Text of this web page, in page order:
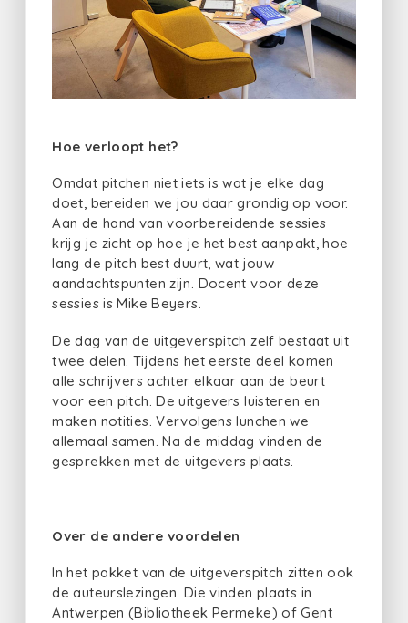
Hoe verloopt het?
Omdat pitchen niet iets is wat je elke dag
doet, bereiden we jou daar grondig op voor.
Aan de hand van voorbereidende sessies
krijg je zicht op hoe je het best aanpakt, hoe
lang de pitch best duurt, wat jouw
aandachtspunten zijn. Docent voor deze
sessies is Mike Beyers.
De dag van de uitgeverspitch zelf bestaat uit
twee delen. Tijdens het eerste deel komen
alle schrijvers achter elkaar aan de beurt
voor een pitch. De uitgevers luisteren en
maken notities. Vervolgens lunchen we
allemaal samen. Na de middag vinden de
gesprekken met de uitgevers plaats.
Over de andere voordelen
In het pakket van de uitgeverspitch zitten ook
de auteurslezingen. Die vinden plaats in
Antwerpen (Bibliotheek Permeke) of Gent